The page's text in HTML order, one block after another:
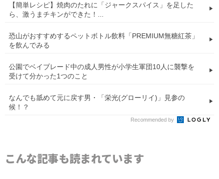
【簡単レシピ】焼肉のたれに「ジャークスパイス」を足した
ら、激うまチキンができた！...
恐山がおすすめするペットボトル飲料「PREMIUM無糖紅茶」
を飲んでみる
公園でベイブレード中の成人男性が小学生軍団10人に襲撃を
受けて分かった1つのこと
なんでも舐めて元に戻す男・「栄光(グローリイ)」見参の
候！？
Recommended by
こんな記事も読まれています